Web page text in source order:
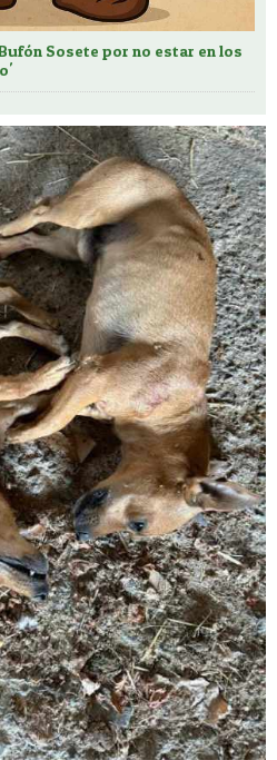
Sosete por no estar en los